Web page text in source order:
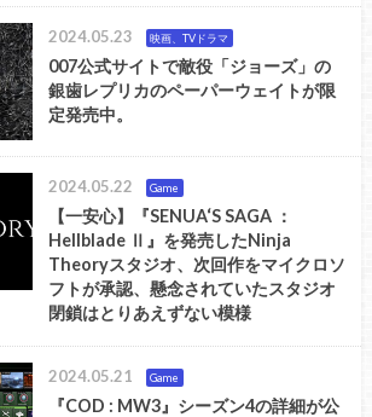
2024.05.23 映画、TVドラマ
007公式サイトで敵役「ジョーズ」の
銀歯レプリカのペーパーウェイトが限
定発売中。
2024.05.22 Game
【一安心】『SENUA‘S SAGA ：
Hellblade Ⅱ』を発売したNinja
Theoryスタジオ、次回作をマイクロソ
フトが承認、懸念されていたスタジオ
閉鎖はとりあえずない模様
2024.05.21 Game
『COD : MW3』シーズン4の詳細が公